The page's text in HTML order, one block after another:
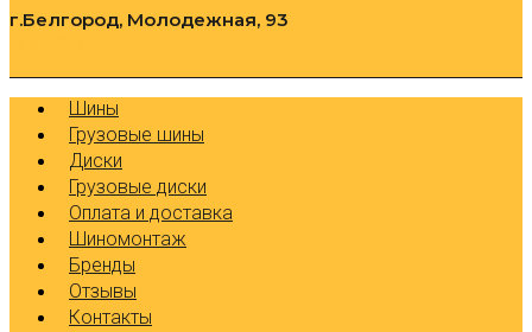
г.Белгород, Молодежная, 93
Шины
Грузовые шины
Диски
Грузовые диски
Оплата и доставка
Шиномонтаж
Бренды
Отзывы
Контакты